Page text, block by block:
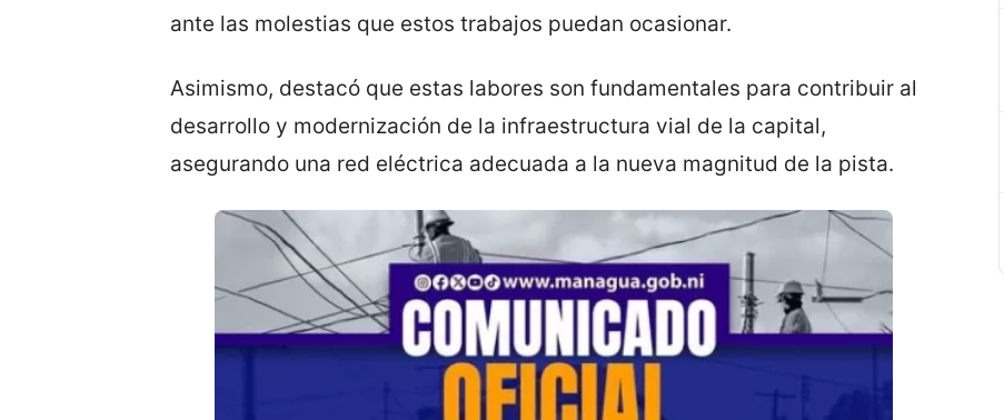
ante las molestias que estos trabajos puedan ocasionar.
Asimismo, destacó que estas labores son fundamentales para contribuir al
desarrollo y modernización de la infraestructura vial de la capital,
asegurando una red eléctrica adecuada a la nueva magnitud de la pista.